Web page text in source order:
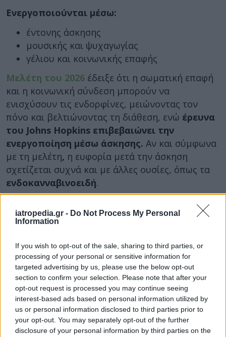
iatropedia.gr - Do Not Process My Personal
Information
If you wish to opt-out of the sale, sharing to third parties, or
processing of your personal or sensitive information for
targeted advertising by us, please use the below opt-out
section to confirm your selection. Please note that after your
opt-out request is processed you may continue seeing
interest-based ads based on personal information utilized by
us or personal information disclosed to third parties prior to
your opt-out. You may separately opt-out of the further
disclosure of your personal information by third parties on the
Ενεργοποιούνται μέσω:
έντονης άσκησης
μουσικής και ψυχαγωγίας
γέλιου και κοινωνικής επαφής
Μελέτη του 2026 έδειξε ότι η σωματική επαφή
και η κοινωνική σύνδεση μπορούν να
ενισχύσουν τις ενδορφίνες, μειώνοντας τον
πόνο και βελτιώνοντας τη διάθεση, ενώ έρευνα
του Johns Hopkins επιβεβαιώνει την
ενεργοποίηση μέσω άσκησης. Αν και σύμφωνα
με τη μελέτη, η ευφορία μετά την άσκηση
σχετίζεται συχνά και με άλλες ουσίες, όπως τα
ενδοκανναβινοειδή.
Οξυτοκίνη: η ορμόνη της σύνδεσης
Η οξυτοκίνη παράγεται στον
απελευθερώνεται από την υπόφυση
. Αρχικά
συνδέθηκε με τον τοκετό και τη γαλουχία, αλλά
σήμερα θεωρείται κεντρική για τις κοινωνικές
σχέσεις.
Ενισχύει:
την εμπιστοσύνη
τη συναισθηματική σύνδεση